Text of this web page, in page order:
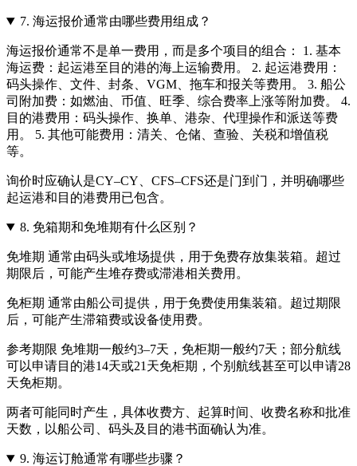
7. 海运报价通常由哪些费用组成？
海运报价通常不是单一费用，而是多个项目的组合： 1. 基本
海运费：起运港至目的港的海上运输费用。 2. 起运港费用：
码头操作、文件、封条、VGM、拖车和报关等费用。 3. 船公
司附加费：如燃油、币值、旺季、综合费率上涨等附加费。 4.
目的港费用：码头操作、换单、港杂、代理操作和派送等费
用。 5. 其他可能费用：清关、仓储、查验、关税和增值税
等。
询价时应确认是CY–CY、CFS–CFS还是门到门，并明确哪些
起运港和目的港费用已包含。
8. 免箱期和免堆期有什么区别？
免堆期 通常由码头或堆场提供，用于免费存放集装箱。超过
期限后，可能产生堆存费或滞港相关费用。
免柜期 通常由船公司提供，用于免费使用集装箱。超过期限
后，可能产生滞箱费或设备使用费。
参考期限 免堆期一般约3–7天，免柜期一般约7天；部分航线
可以申请目的港14天或21天免柜期，个别航线甚至可以申请28
天免柜期。
两者可能同时产生，具体收费方、起算时间、收费名称和批准
天数，以船公司、码头及目的港书面确认为准。
9. 海运订舱通常有哪些步骤？